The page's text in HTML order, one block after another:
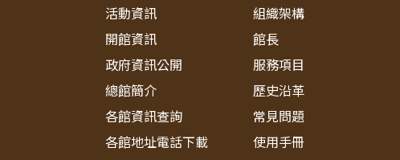
活動資訊
開館資訊
政府資訊公開
總館簡介
各館資訊查詢
各館地址電話下載
組織架構
館長
服務項目
歷史沿革
常見問題
使用手冊